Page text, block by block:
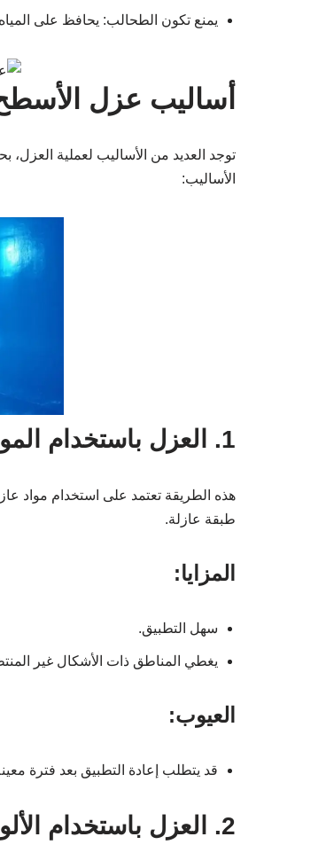
يمنع تكون الطحالب: يحافظ على
أساليب عزل
توجد العديد من الأساليب لعملية
الأساليب:
1. العزل باستخدام المواد السائلة
هذه الطريقة تعتمد على استخدام مواد
طبقة عازلة.
المزايا:
سهل التطبيق.
يغطي المناطق ذات الأشكال غير
العيوب:
قد يتطلب إعادة التطبيق بعد فترة
2. العزل باستخدام الألواح العازلة